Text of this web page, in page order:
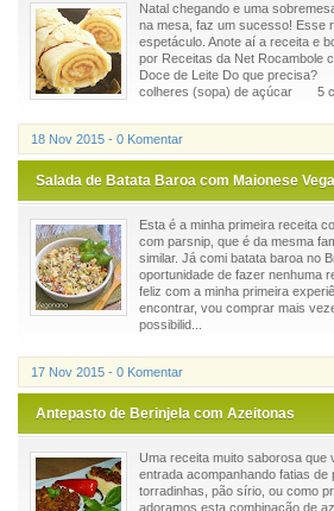
Natal chegando e uma
na mesa, faz um sucesso! Esse
espetáculo. Anote aí a receita e
por Receitas da Net Rocambole
Doce de Leite Do que
colheres (sopa) de açúcar 5
18 Nov 2015 - 0 Komentar
Salada de Batata Baroa com Maionese
Esta é a minha primeira receita
com parsnip, que é da mesma
similar. Já comi batata baroa no
oportunidade de fazer nenhuma
feliz com a minha primeira
encontrar, vou comprar mais
possibilid...
17 Nov 2015 - 0 Komentar
Antepasto de Berinjela com Azeitonas
Uma receita muito saborosa
entrada acompanhando fatias de
torradinhas, pão sírio, ou como
adoramos esta combinação de